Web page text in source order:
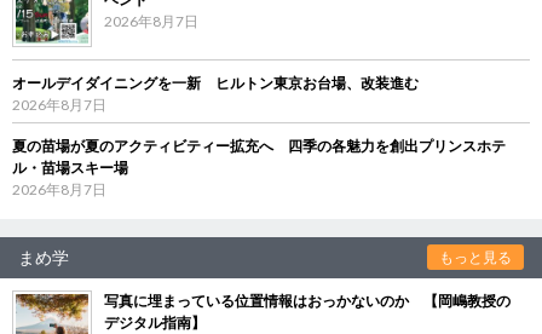
2026年8月7日
オールデイダイニングを一新 ヒルトン東京お台場、改装進む
2026年8月7日
夏の苗場が夏のアクティビティー拡充へ 四季の各魅力を創出プリンスホテ
ル・苗場スキー場
2026年8月7日
まめ学 もっと見る
写真に埋まっている位置情報はおっかないのか 【岡嶋教授の
デジタル指南】